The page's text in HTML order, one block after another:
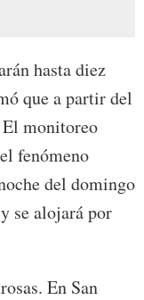
hasta diez
que a partir del
monitoreo
fenómeno
del domingo
se alojará por
En San